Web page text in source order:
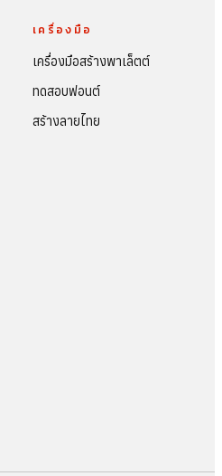
เครื่องมือ
เครื่องมือสร้างพาเล็ตต์
ทดสอบฟอนต์
สร้างลายไทย